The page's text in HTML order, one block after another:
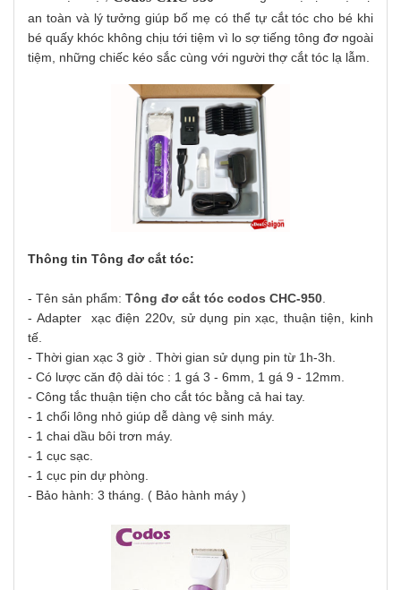
an toàn và lý tưởng giúp bố mẹ có thể tự cắt tóc cho bé khi
bé quấy khóc không chịu tới tiệm vì lo sợ tiếng tông đơ ngoài
tiệm, những chiếc kéo sắc cùng với người thợ cắt tóc lạ lẫm.
Thông tin Tông đơ cắt tóc:
- Tên sản phẩm: Tông đơ cắt tóc codos CHC-950
- Adapter xạc điện 220v, sử dụng pin xạc, thuận tiện, kinh
tế.
- Thời gian xạc 3 giờ . Thời gian sử dụng pin từ 1h-3h.
- Có lược căn độ dài tóc : 1 gá 3 - 6mm, 1 gá 9 - 12mm.
- Công tắc thuận tiện cho cắt tóc bằng cả hai tay.
- 1 chổi lông nhỏ giúp dễ dàng vệ sinh máy.
- 1 chai dầu bôi trơn máy.
- 1 cục sạc.
- 1 cục pin dự phòng.
- Bảo hành: 3 tháng. ( Bảo hành máy )